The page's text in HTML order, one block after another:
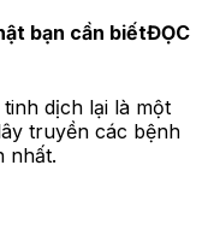
bạn cần biếtĐỌC
dịch lại là một
truyền các bệnh
nhất.